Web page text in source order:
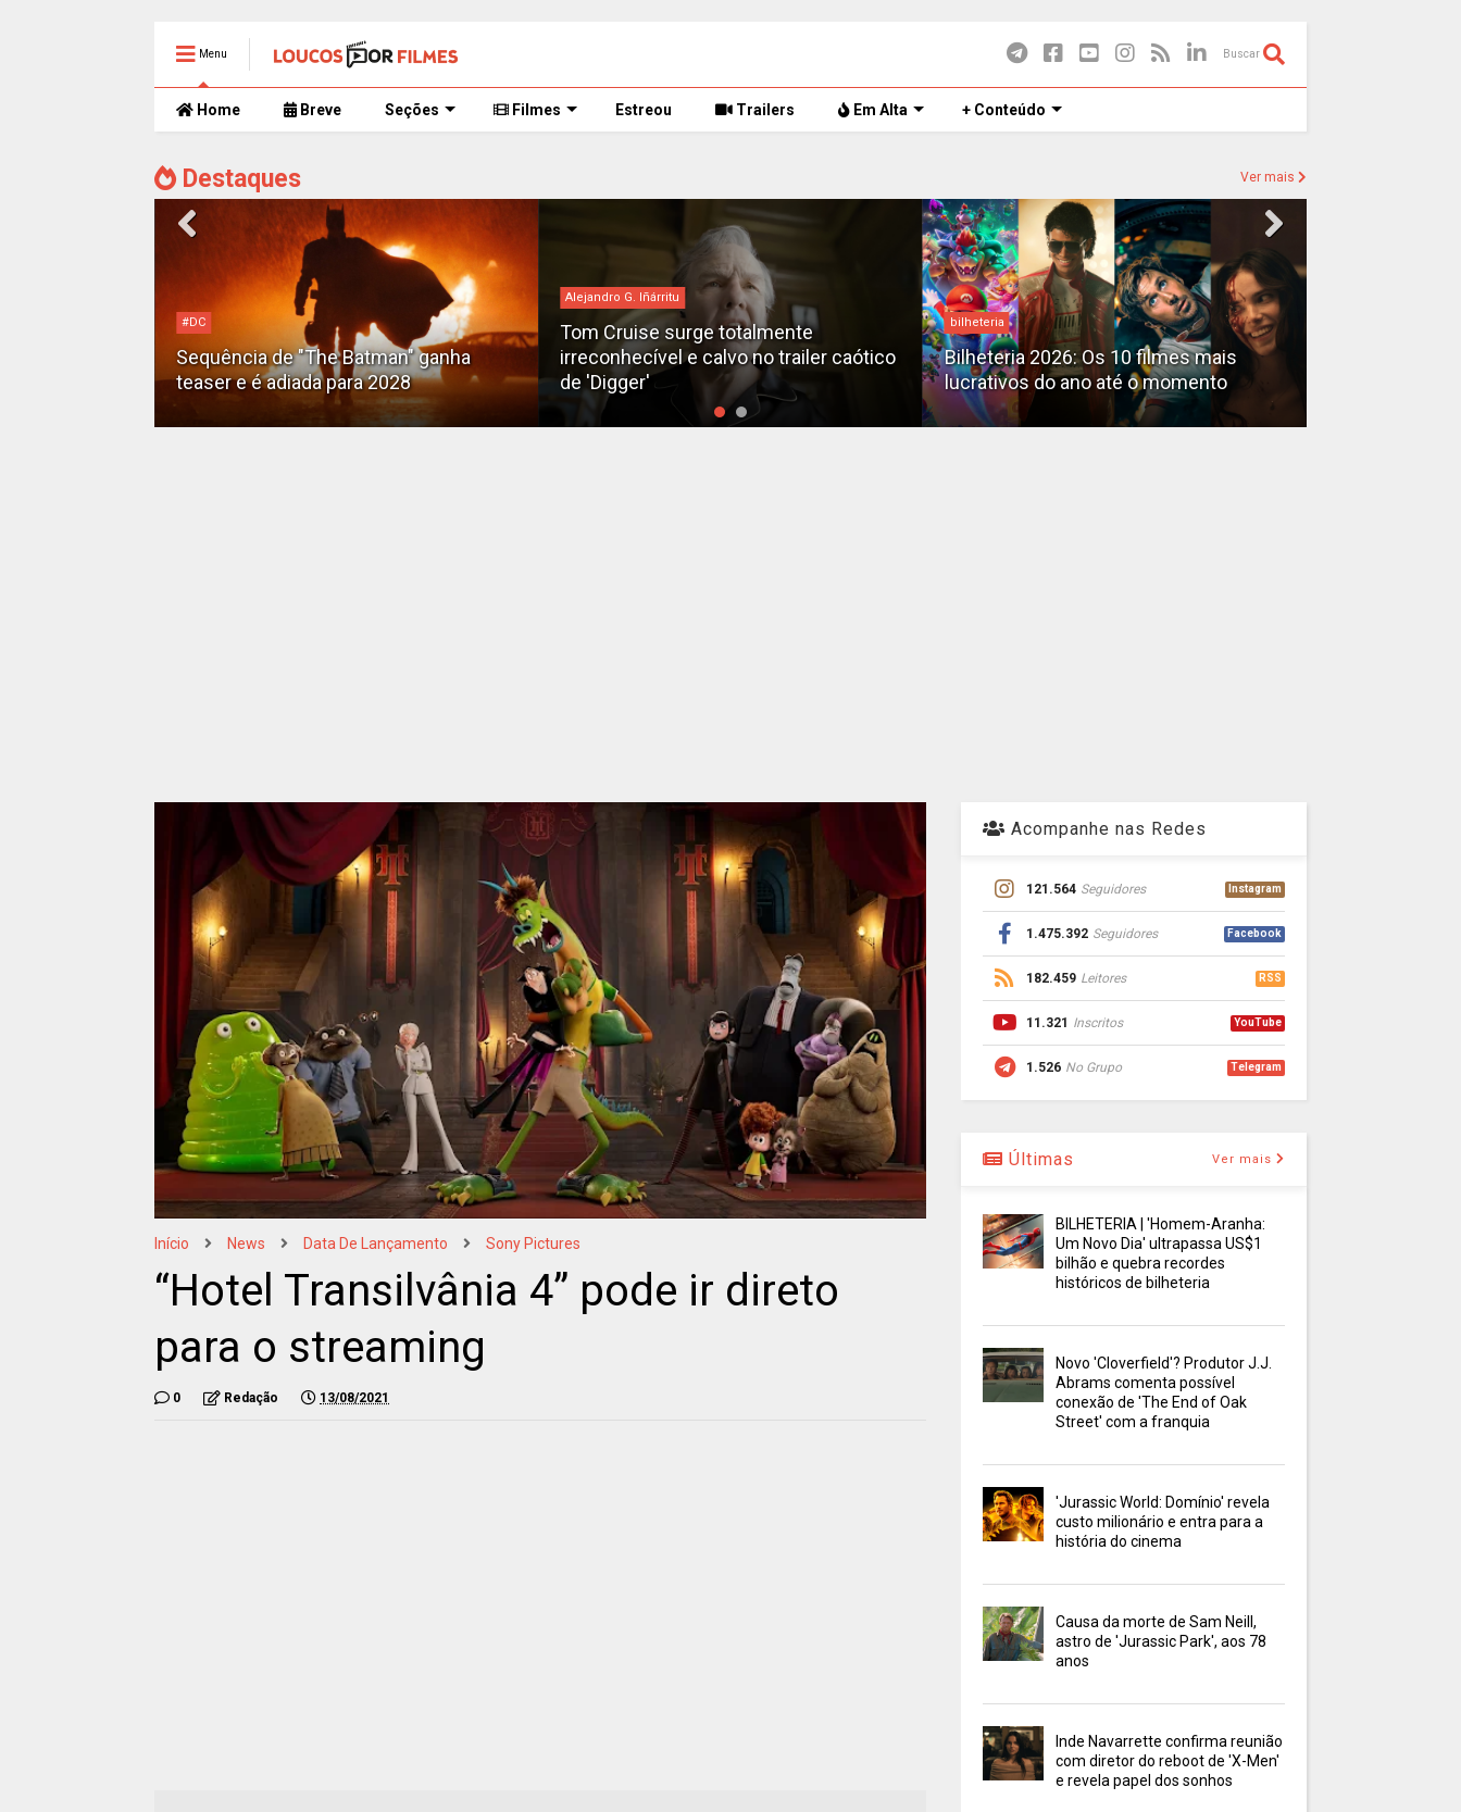
Menu Buscar
Home Breve Seções Filmes Estreou Trailers Em Alta + Conteúdo
Destaques Ver mais
#DC
Sequência de "The Batman" ganha
teaser e é adiada para 2028
Alejandro G. Iñárritu
Tom Cruise surge totalmente
irreconhecível e calvo no trailer caótico
de 'Digger'
bilheteria
Bilheteria 2026: Os 10 filmes mais
lucrativos do ano até o momento
Início News Data De Lançamento Sony Pictures
“Hotel Transilvânia 4” pode ir direto
para o streaming
0 Redação 13/08/2021
Acompanhe nas Redes
121.564 Seguidores Instagram
1.475.392 Seguidores Facebook
182.459 Leitores RSS
11.321 Inscritos YouTube
1.526 No Grupo Telegram
Últimas Ver mais
BILHETERIA | 'Homem-Aranha:
Um Novo Dia' ultrapassa US$1
bilhão e quebra recordes
históricos de bilheteria
Novo 'Cloverfield'? Produtor J.J.
Abrams comenta possível
conexão de 'The End of Oak
Street' com a franquia
'Jurassic World: Domínio' revela
custo milionário e entra para a
história do cinema
Causa da morte de Sam Neill,
astro de 'Jurassic Park', aos 78
anos
Inde Navarrette confirma reunião
com diretor do reboot de 'X-Men'
e revela papel dos sonhos